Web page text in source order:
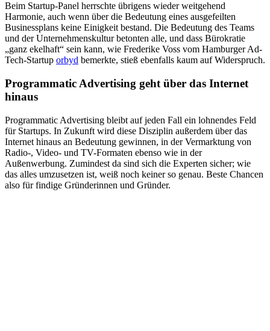
Beim Startup-Panel herrschte übrigens wieder weitgehend
Harmonie, auch wenn über die Bedeutung eines ausgefeilten
Businessplans keine Einigkeit bestand. Die Bedeutung des Teams
und der Unternehmenskultur betonten alle, und dass Bürokratie
„ganz ekelhaft“ sein kann, wie Frederike Voss vom Hamburger Ad-
Tech-Startup orbyd bemerkte, stieß ebenfalls kaum auf Widerspruch.
Programmatic Advertising geht über das Internet
hinaus
Programmatic Advertising bleibt auf jeden Fall ein lohnendes Feld
für Startups. In Zukunft wird diese Disziplin außerdem über das
Internet hinaus an Bedeutung gewinnen, in der Vermarktung von
Radio-, Video- und TV-Formaten ebenso wie in der
Außenwerbung. Zumindest da sind sich die Experten sicher; wie
das alles umzusetzen ist, weiß noch keiner so genau. Beste Chancen
also für findige Gründerinnen und Gründer.